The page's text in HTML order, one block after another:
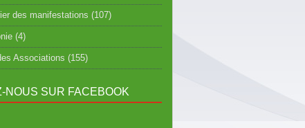
des manifestations (107)
(4)
Associations (155)
NOUS SUR FACEBOOK